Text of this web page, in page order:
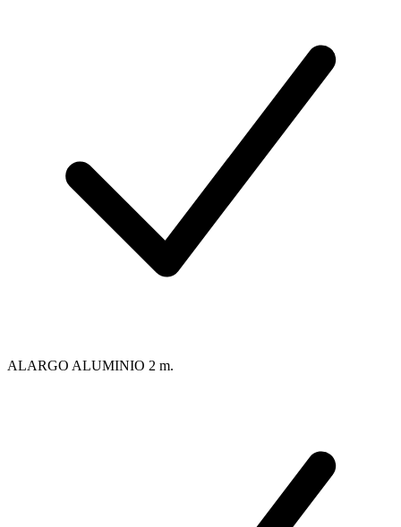
ALARGO ALUMINIO 2 m.